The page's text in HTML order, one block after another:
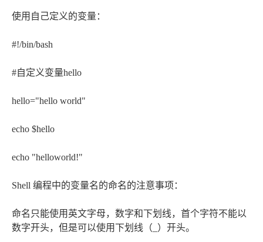
使用自己定义的变量：
#!/bin/bash
#自定义变量hello
hello="hello world"
echo $hello
echo "helloworld!"
Shell 编程中的变量名的命名的注意事项：
命名只能使用英文字母，数字和下划线，首个字符不能以
数字开头，但是可以使用下划线（_）开头。